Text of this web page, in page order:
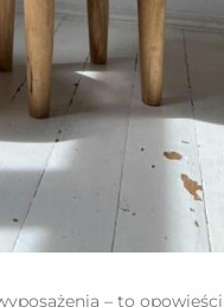
– to opowieści